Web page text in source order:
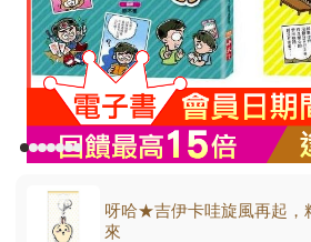
呀哈★吉伊卡哇旋風再起，
來